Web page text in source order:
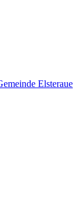
Elsteraue